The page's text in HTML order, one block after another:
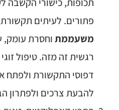
פתורים. לעיתים
משעממתוחסרת עומק,
רגשית זה מזה. טיפול
דפוסי התקשורת ולפתח
להבעת צרכים ולפתרון